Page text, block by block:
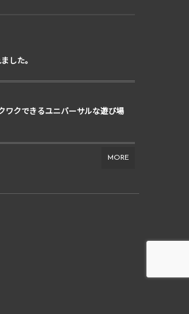
した。
ワクできるユニバーサルな遊び場
MORE